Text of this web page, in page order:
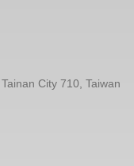
City 710, Taiwan